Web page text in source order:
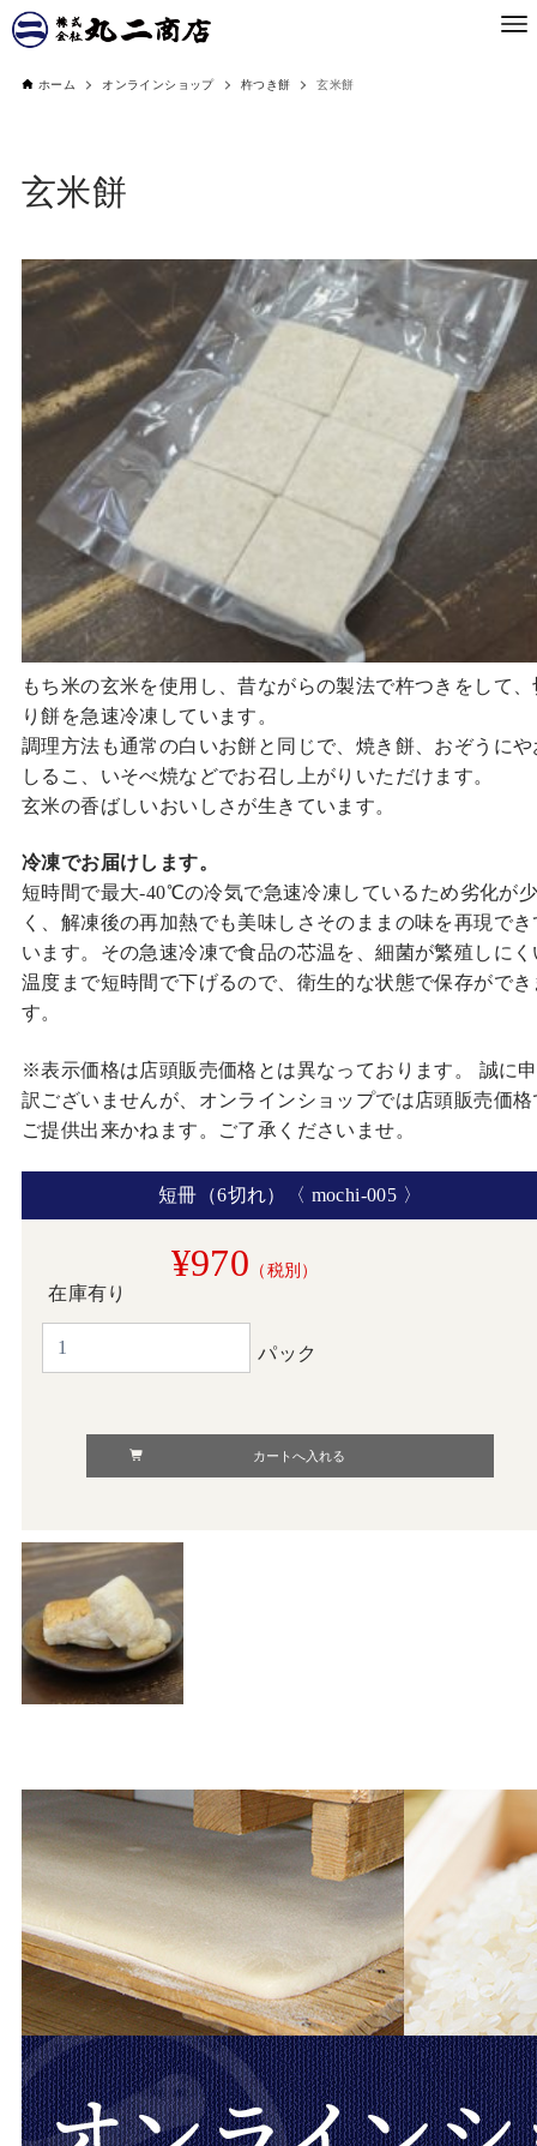
ホーム オンラインショップ 杵つき餅 玄米餅
玄米餅
もち米の玄米を使用し、昔ながらの製法で杵つきをして、
り餅を急速冷凍しています。
調理方法も通常の白いお餅と同じで、焼き餅、おぞうにや
しるこ、いそべ焼などでお召し上がりいただけます。
玄米の香ばしいおいしさが生きています。
冷凍でお届けします。
短時間で最大-40℃の冷気で急速冷凍しているため劣化が
く、解凍後の再加熱でも美味しさそのままの味を再現でき
います。その急速冷凍で食品の芯温を、細菌が繁殖しにく
温度まで短時間で下げるので、衛生的な状態で保存ができ
す。
※表示価格は店頭販売価格とは異なっております。 誠に
訳ございませんが、オンラインショップでは店頭販売価格
ご提供出来かねます。ご了承くださいませ。
短冊（6切れ）〈 mochi-005 〉
¥970 （税別）
在庫有り
パック